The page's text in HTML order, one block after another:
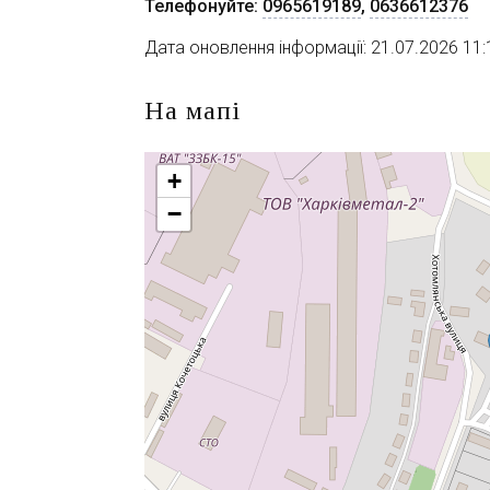
Телефонуйте: 0965619189, 0636612376
Дата оновлення інформації: 21.07.2026
На мапі
+
−